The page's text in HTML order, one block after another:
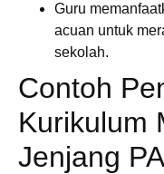
Guru
acuan untuk
sekolah.
Contoh
Kurikulum
Jenjang